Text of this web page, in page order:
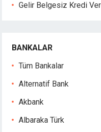
Gelir Belgesiz Kredi
BANKALAR
Tüm Bankalar
Alternatif Bank
Akbank
Albaraka Türk